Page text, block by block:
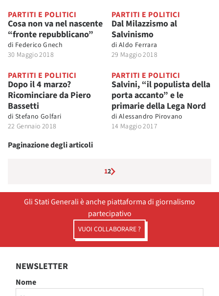
PARTITI E POLITICI
Cosa non va nel nascente
“fronte repubblicano”
di Federico Gnech
30 Maggio 2018
PARTITI E POLITICI
Dal Milazzismo al
Salvinismo
di Aldo Ferrara
29 Maggio 2018
PARTITI E POLITICI
Dopo il 4 marzo?
Ricominciare da Piero
Bassetti
di Stefano Golfari
22 Gennaio 2018
PARTITI E POLITICI
Salvini, “il populista della
porta accanto” e le
primarie della Lega Nord
di Alessandro Pirovano
14 Maggio 2017
Paginazione degli articoli
12
Gli Stati Generali è anche piattaforma di giornalismo
partecipativo
VUOI COLLABORARE ?
NEWSLETTER
Nome